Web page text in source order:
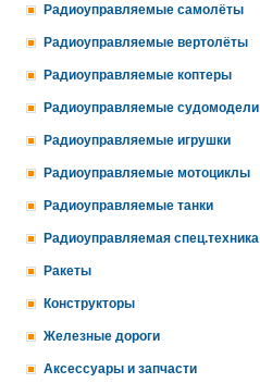
Радиоуправляемые самолёты
Радиоуправляемые вертолёты
Радиоуправляемые коптеры
Радиоуправляемые судомодели
Радиоуправляемые игрушки
Радиоуправляемые мотоциклы
Радиоуправляемые танки
Радиоуправляемая спец.техника
Ракеты
Конструкторы
Железные дороги
Аксессуары и запчасти